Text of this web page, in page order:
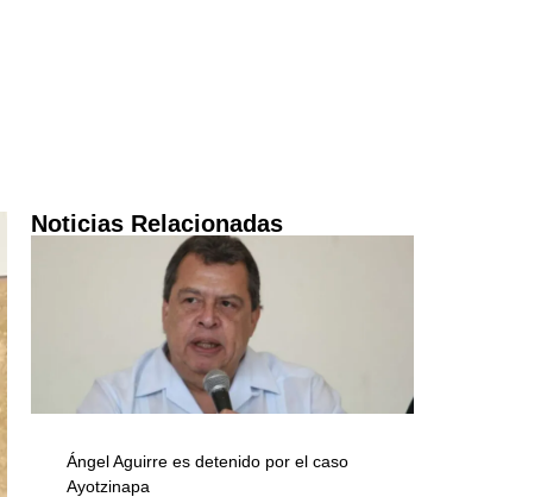
Noticias Relacionadas
Ángel Aguirre es detenido por el caso
Ayotzinapa